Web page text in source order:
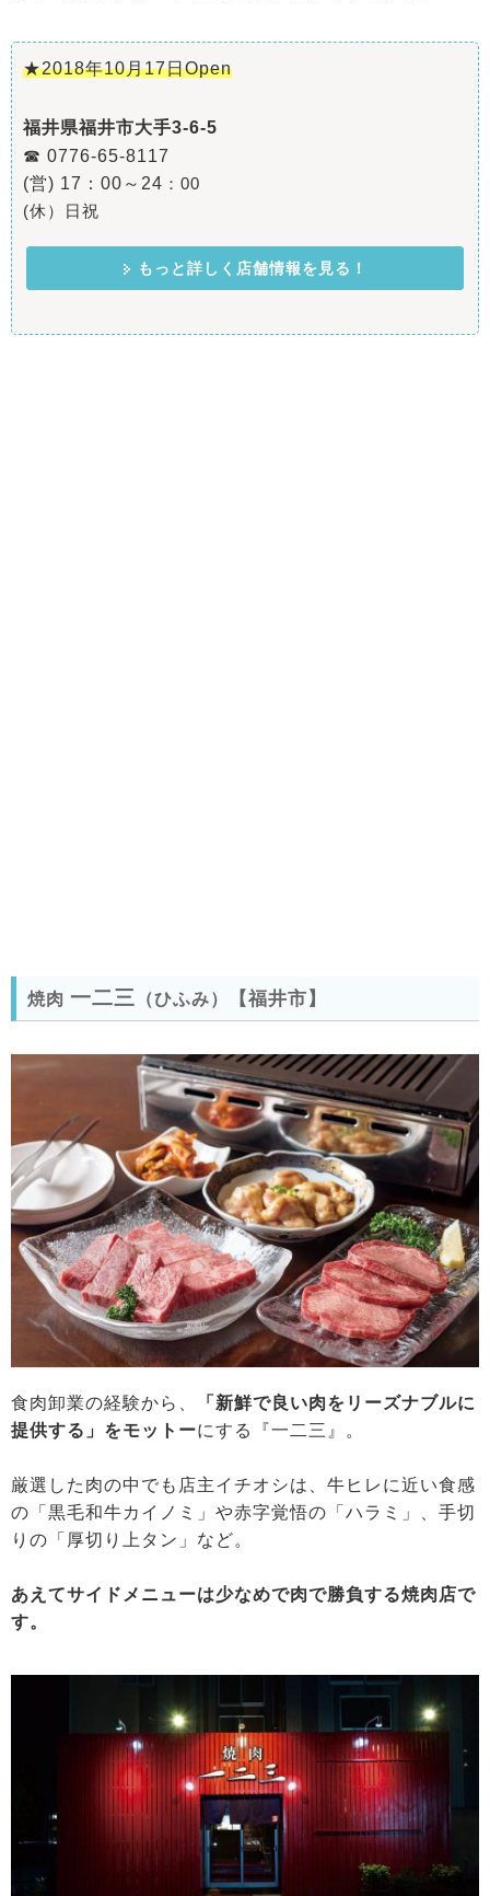
★2018年10月17日Open
福井県福井市大手3-6-5
☎ 0776-65-8117
(営) 17：00～24 ：00
(休）日祝
もっと詳しく店舗情報を見る！
焼肉 一二三 （ひふみ） 【福井市】
食肉卸業の経験から、
「新鮮で良い肉をリーズナブルに
提供する」をモットーにする『一二三』。
厳選した肉の中でも店主イチオシは、牛ヒレに近い食感
の「黒毛和牛カイノミ」や赤字覚悟の「ハラミ」、手切
りの「厚切り上タン」など。
あえてサイドメニューは少なめで肉で勝負する焼肉店で
す。